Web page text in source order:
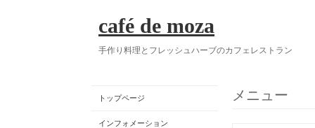
café de moza
手作り料理とフレッシュハーブのカフェレストラン
メニュー
トップページ
インフォメーション